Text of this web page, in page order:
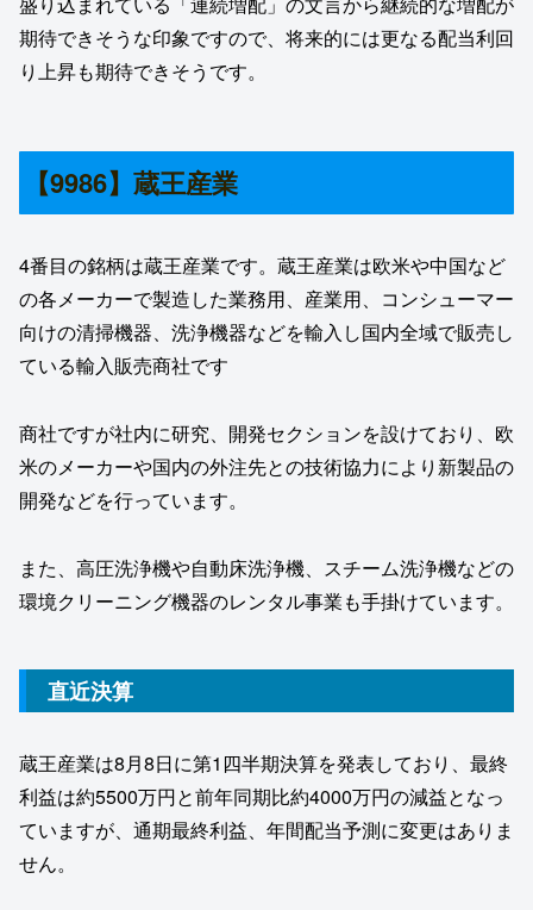
期待できそうな印象ですので、将来的には更なる配当利回
り上昇も期待できそうです。
【9986】蔵王産業
4番目の銘柄は蔵王産業です。蔵王産業は欧米や中国など
の各メーカーで製造した業務用、産業用、コンシューマー
向けの清掃機器、洗浄機器などを輸入し国内全域で販売し
ている輸入販売商社です
商社ですが社内に研究、開発セクションを設けており、欧
米のメーカーや国内の外注先との技術協力により新製品の
開発などを行っています。
また、高圧洗浄機や自動床洗浄機、スチーム洗浄機などの
環境クリーニング機器のレンタル事業も手掛けています。
直近決算
蔵王産業は8月8日に第1四半期決算を発表しており、最終
利益は約5500万円と前年同期比約4000万円の減益となっ
ていますが、通期最終利益、年間配当予測に変更はありま
せん。